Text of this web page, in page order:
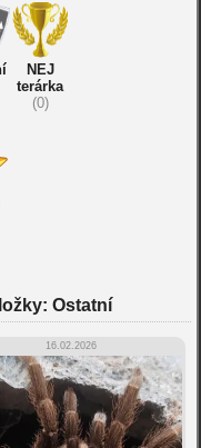
NEJ
terárka
(0)
Ostatní
16.02.2026